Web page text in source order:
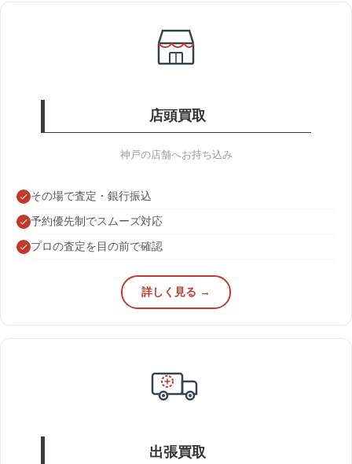
店頭買取
神戸の店舗へお持ち込み
その場で査定・銀行振込
予約優先制でスムーズ対応
プロの査定を目の前で確認
詳しく見る →
出張買取